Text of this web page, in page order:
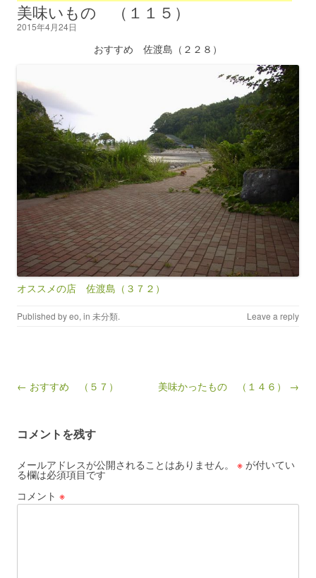
美味いもの （１１５）
2015年4月24日
おすすめ 佐渡島（２２８）
オススメの店 佐渡島（３７２）
Published byeo, in 未分類. Leave a reply
Post navigation
← おすすめ （５７） 美味かったもの （１４６） →
コメントを残す
メールアドレスが公開されることはありません。 ※ が付いてい
る欄は必須項目です
コメント ※